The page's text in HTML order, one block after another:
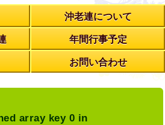
沖老連について
年間行事予定
お問い合わせ
array key 0 in